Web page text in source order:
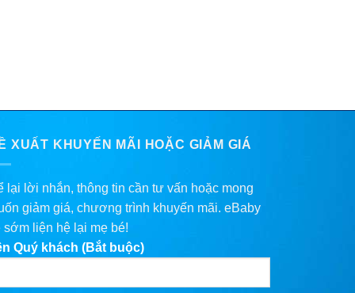
XUẤT KHUYẾN MÃI HOẶC GIẢM GIÁ
lại lời nhắn, thông tin cần tư vấn hoặc mong
giảm giá, chương trình khuyến mãi. eBaby
sớm liện hệ lại mẹ bé!
Quý khách (Bắt buộc)